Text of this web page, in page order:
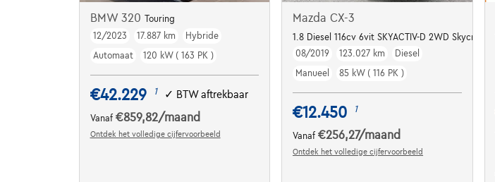
BMW 320 Touring
12/2023
17.887 km
Hybride
Automaat
120 kW ( 163 PK )
€42.229 1 ✓ BTW aftrekbaar
Vanaf €859,82/maand
Ontdek het volledige cijfervoorbeeld
Mazda CX-3
1.8 Diesel 116cv 6vit SKYACTIV-D 2WD Skycruise
08/2019
123.027 km
Diesel
Manueel
85 kW ( 116 PK )
€12.450 1
Vanaf€256,27/maand
Ontdek het volledige cijfervoorbeeld